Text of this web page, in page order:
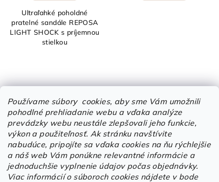
Používame súbory cookies, aby sme Vám umožnili
pohodlné prehliadanie webu a vďaka analýze
prevádzky webu neustále zlepšovali jeho funkcie,
výkon a použiteľnosť. Ak stránku navštívite
nabudúce, pripojíte sa vďaka cookies na ňu rýchlejšie
a náš web Vám ponúkne relevantné informácie a
jednoduchšie vyplnenie údajov počas objednávky.
Viac informácií o súboroch cookies nájdete v bode
Ultraľahké poholdné
pratelné sandále REPOSA
LIGHT SHOCK s príjemnou
stielkou
Masážne pracovné šlapky
biele
KÓD:100174.00
MEADOW OB White Low
KÓD:0910030410_____35